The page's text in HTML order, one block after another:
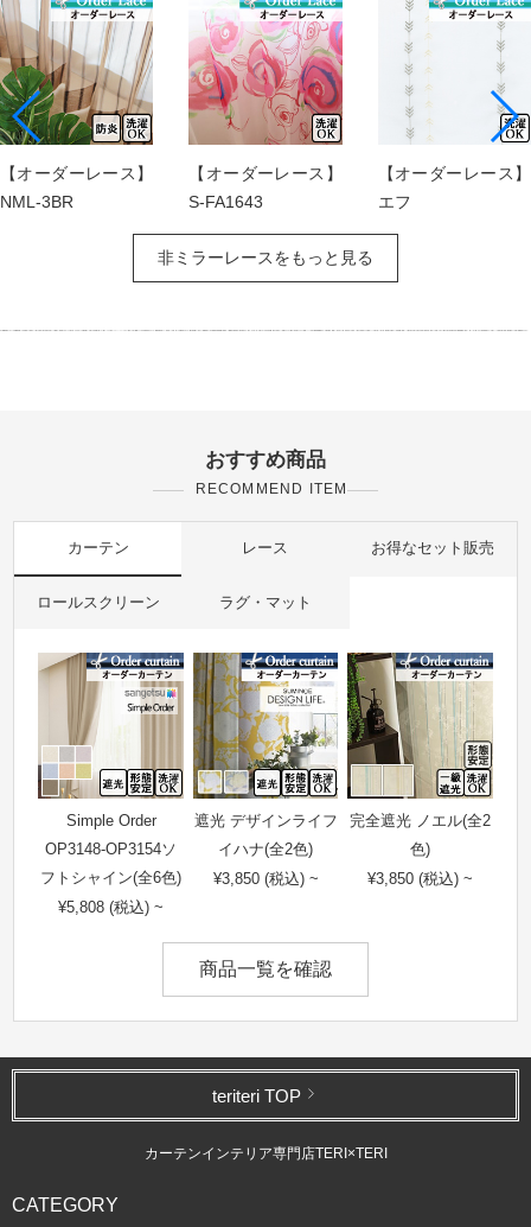
【オーダーレース】
NML-3BR
【オーダーレース】
S-FA1643
【オーダーレース】
エフ
非ミラーレースをもっと見る
おすすめ商品
RECOMMEND ITEM
カーテン レース お得なセット販売
ロールスクリーン ラグ・マット
Simple Order
OP3148-OP3154ソ
フトシャイン(全6色)
¥5,808 (税込) ~
遮光 デザインライフ
イハナ(全2色)
¥3,850 (税込) ~
完全遮光 ノエル(全2
色)
¥3,850 (税込) ~
商品一覧を確認
teriteri TOP
カーテンインテリア専門店TERI×TERI
CATEGORY